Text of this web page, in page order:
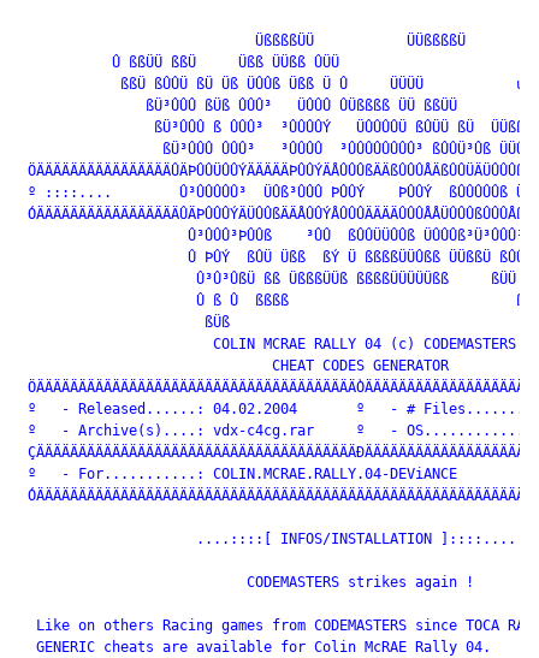
           Û ßßÜÜ ßßÜ     Üßß ÜÜßß ÛÜÜ
            ßßÜ ßÛÛÜ ßÜ Üß ÜÛÛß Üßß Ü Û     ÜÜÜÜ           ú
ßÜ³ÛÛÛ ßÜß ÛÛÛ³   ÜÛÛÛ ÛÜßßßß ÜÜ ßßÜÜ
ßÜ³ÛÛÛ ß ÛÛÛ³  ³ÛÛÛÛÝ   ÜÛÛÛÛÜ ßÛÜÜ ßÜ  ÜÜßß
ßÜ³ÛÛÛ ÛÛÛ³   ³ÛÛÛÛ  ³ÛÛÛÛÛÛÛÛ³ ßÛÛÜ³Ûß
º ::::....        Û³ÛÛÛÛÛ³  ÜÛß³ÛÛÛ ÞÛÛÝ    ÞÛÛÝ
Û³ÛÛÛ³ÞÛÛß    ³ÛÛ  ßÛÛÜÜÛÛß
Û ÞÛÝ  ßÛÜ Üßß  ßÝ Ü ßßßßÜÜÛßß ÜÜßßÜ ßÛÛÜ
Û³Û³ÛßÜ ßß ÜßßßÜÜß ßßßßÜÜÜÜÜßß     ßÜÜ
Û ß Û  ßßßß
                      ßÜß
                       COLIN MCRAE RALLY 04 (c) CODEMASTERS
                              CHEAT CODES GENERATOR
º   - Released......: 04.02.2004       º   - #
º   - Archive(s)....: vdx-c4cg.rar     º   -
º   - For...........: COLIN.MCRAE.RALLY.04-DEViANCE
                     ....::::[ INFOS/INSTALLATION ]::::....
                           CODEMASTERS strikes again !
Like on others Racing games from CODEMASTERS since TOCA
  GENERIC cheats are available for Colin McRAE Rally 04.